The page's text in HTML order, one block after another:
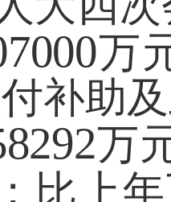
万
补助
万
比上